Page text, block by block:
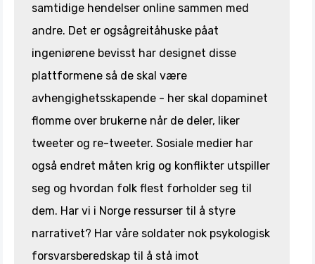
samtidige hendelser online sammen med
andre. Det er ogsågreitåhuske påat
ingeniørene bevisst har designet disse
plattformene så de skal være
avhengighetsskapende - her skal dopaminet
flomme over brukerne når de deler, liker
tweeter og re-tweeter. Sosiale medier har
også endret måten krig og konflikter utspiller
seg og hvordan folk flest forholder seg til
dem. Har vi i Norge ressurser til å styre
narrativet? Har våre soldater nok psykologisk
forsvarsberedskap til å stå imot